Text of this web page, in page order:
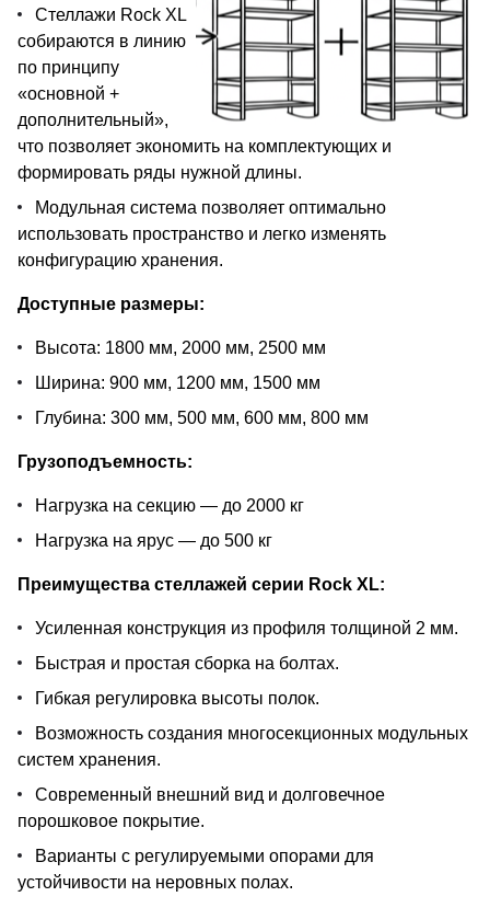
Стеллажи Rock XL
собираются в линию
по принципу
«основной +
дополнительный»,
что позволяет экономить на комплектующих и
формировать ряды нужной длины.
Модульная система позволяет оптимально
использовать пространство и легко изменять
конфигурацию хранения.
Доступные размеры:
Высота: 1800 мм, 2000 мм, 2500 мм
Ширина: 900 мм, 1200 мм, 1500 мм
Глубина: 300 мм, 500 мм, 600 мм, 800 мм
Грузоподъемность:
Нагрузка на секцию — до 2000 кг
Нагрузка на ярус — до 500 кг
Преимущества стеллажей серии Rock XL:
Усиленная конструкция из профиля толщиной 2 мм.
Быстрая и простая сборка на болтах.
Гибкая регулировка высоты полок.
Возможность создания многосекционных модульных
систем хранения.
Современный внешний вид и долговечное
порошковое покрытие.
Варианты с регулируемыми опорами для
устойчивости на неровных полах.